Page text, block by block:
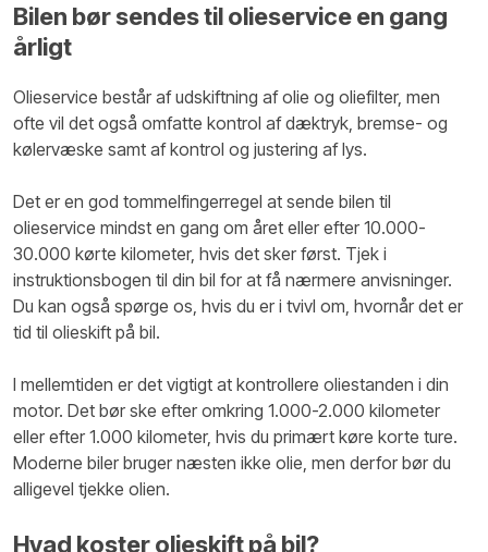
Bilen bør sendes til olieservice en gang
årligt
Olieservice består af udskiftning af olie og oliefilter, men
ofte vil det også omfatte kontrol af dæktryk, bremse- og
kølervæske samt af kontrol og justering af lys.
Det er en god tommelfingerregel at sende bilen til
olieservice mindst en gang om året eller efter 10.000-
30.000 kørte kilometer, hvis det sker først. Tjek i
instruktionsbogen til din bil for at få nærmere anvisninger.
Du kan også spørge os, hvis du er i tvivl om, hvornår det er
tid til olieskift på bil.
I mellemtiden er det vigtigt at kontrollere oliestanden i din
motor. Det bør ske efter omkring 1.000-2.000 kilometer
eller efter 1.000 kilometer, hvis du primært køre korte ture.
Moderne biler bruger næsten ikke olie, men derfor bør du
alligevel tjekke olien.
Hvad koster olieskift på bil?